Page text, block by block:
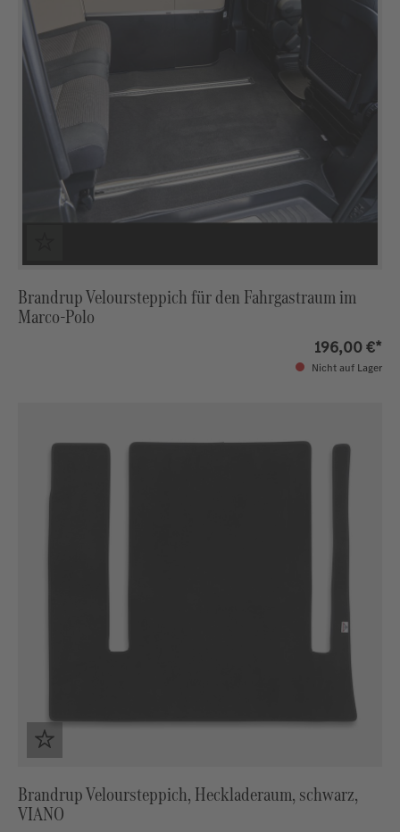
Brandrup Veloursteppich für den Fahrgastraum im
Marco-Polo
196,00 €*
Nicht auf Lager
Brandrup Veloursteppich, Heckladeraum, schwarz,
VIANO